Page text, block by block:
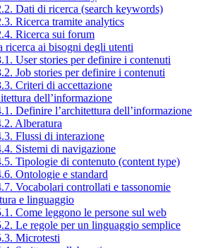
Dati di ricerca (search keywords)
Ricerca tramite analytics
Ricerca sui forum
ricerca ai bisogni degli utenti
User stories per definire i contenuti
Job stories per definire i contenuti
Criteri di accettazione
dell’informazione
Definire l’architettura dell’informazione
Alberatura
Flussi di interazione
Sistemi di navigazione
Tipologie di contenuto (content type)
Ontologie e standard
Vocabolari controllati e tassonomie
e linguaggio
Come leggono le persone sul web
Le regole per un linguaggio semplice
Microtesti